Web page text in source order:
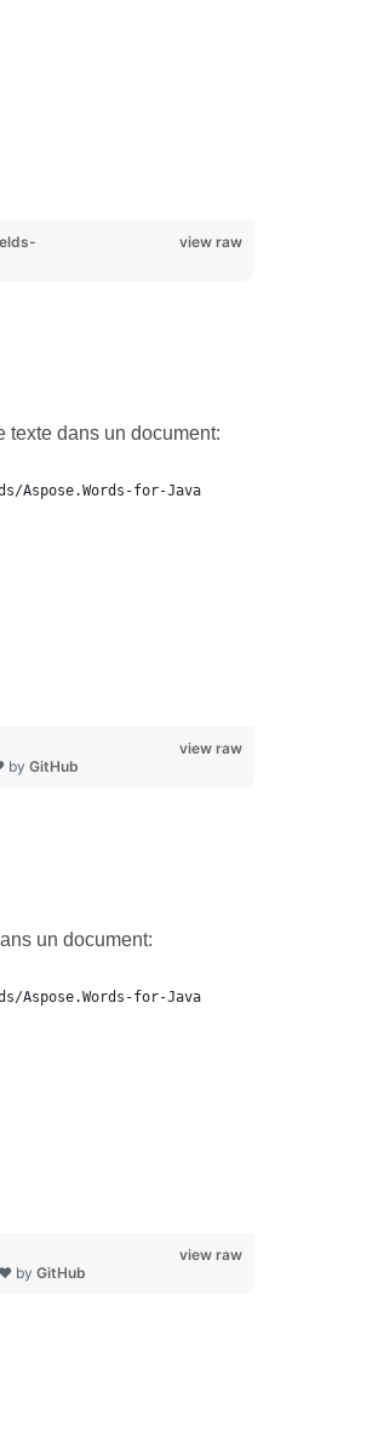
view raw
texte dans un document:
for-Java
view raw
by GitHub
un document:
for-Java
view raw
by GitHub